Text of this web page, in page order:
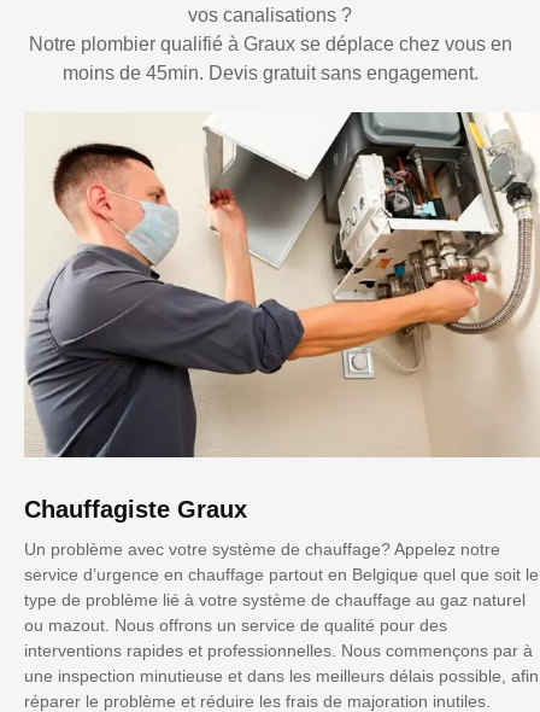
vos canalisations ?
Notre plombier qualifié à Graux se déplace chez vous en
moins de 45min. Devis gratuit sans engagement.
Chauffagiste Graux
Un problème avec votre système de chauffage? Appelez notre
service d’urgence en chauffage partout en Belgique quel que soit le
type de problème lié à votre système de chauffage au gaz naturel
ou mazout. Nous offrons un service de qualité pour des
interventions rapides et professionnelles. Nous commençons par à
une inspection minutieuse et dans les meilleurs délais possible, afin
réparer le problème et réduire les frais de majoration inutiles.